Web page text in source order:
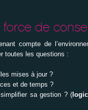
de
compte de
toutes les questions :
mises à jour ?
et de temps ?
sa gestion ? (